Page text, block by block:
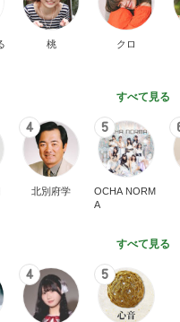
桃 クロ
すべて見る
4
北別府学
5
OCHA NORM
A
すべて見る
4 5